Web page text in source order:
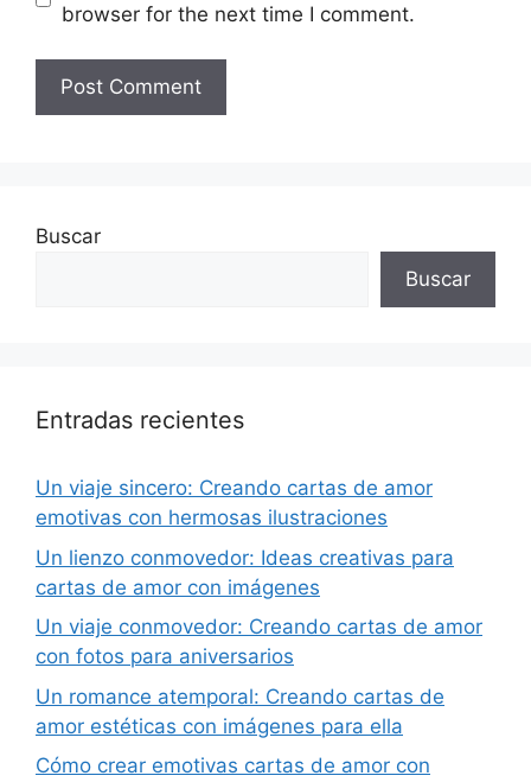
browser for the next time I comment.
Buscar
Buscar
Entradas recientes
Un viaje sincero: Creando cartas de amor
emotivas con hermosas ilustraciones
Un lienzo conmovedor: Ideas creativas para
cartas de amor con imágenes
Un viaje conmovedor: Creando cartas de amor
con fotos para aniversarios
Un romance atemporal: Creando cartas de
amor estéticas con imágenes para ella
Cómo crear emotivas cartas de amor con